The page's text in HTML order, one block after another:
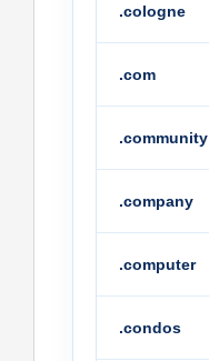
.cologne
.com
.community
.company
.computer
.condos